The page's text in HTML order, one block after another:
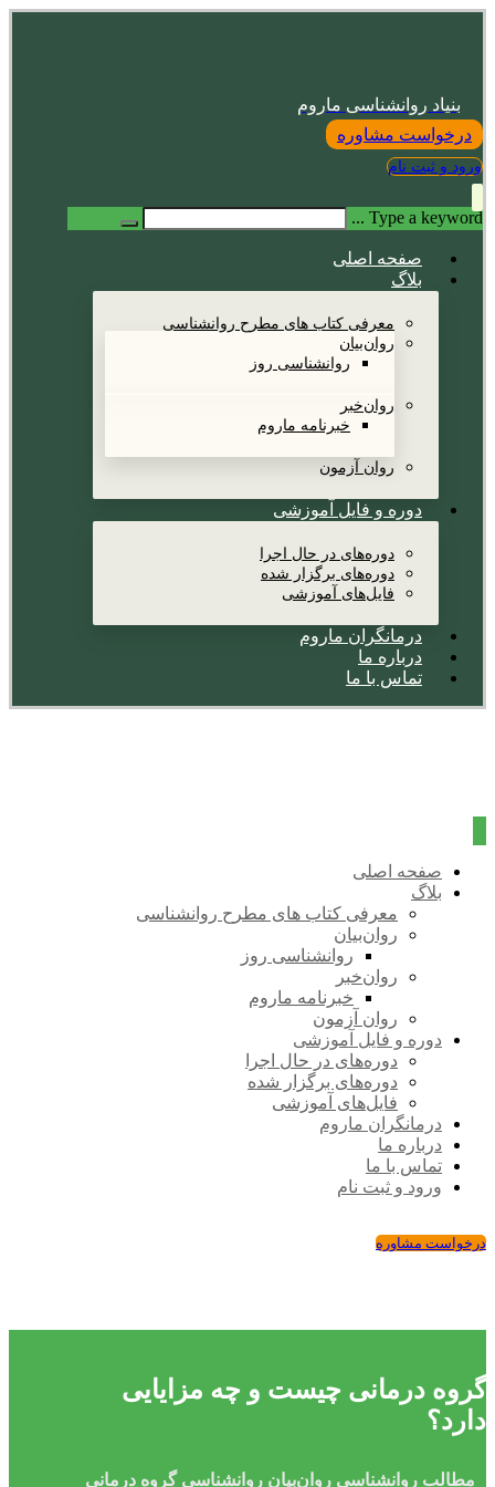
بنیاد روانشناسی ماروم
درخواست مشاوره
ورود و ثبت نام
Type a keyword ...
صفحه اصلی
بلاگ
معرفی کتاب های مطرح روانشناسی
روان‌بیان
روانشناسی روز
روان‌خبر
خبرنامه ماروم
روان آزمون
دوره و فایل آموزشی
دوره‌های در حال اجرا
دوره‌های برگزار شده
فایل‌های آموزشی
درمانگران ماروم
درباره ما
تماس با ما
صفحه اصلی
بلاگ
معرفی کتاب های مطرح روانشناسی
روان‌بیان
روانشناسی روز
روان‌خبر
خبرنامه ماروم
روان آزمون
دوره و فایل آموزشی
دوره‌های در حال اجرا
دوره‌های برگزار شده
فایل‌های آموزشی
درمانگران ماروم
درباره ما
تماس با ما
ورود و ثبت نام
درخواست مشاوره
گروه درمانی چیست و چه مزایایی
دارد؟
مطالب روانشناسی روان‌بیان روانشناسی گروه درمانی